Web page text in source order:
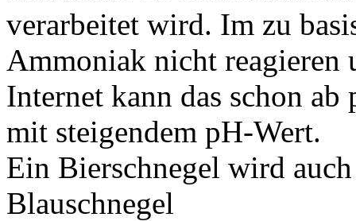
verarbeitet wird. Im zu
Ammoniak nicht reagieren
Internet kann das schon
mit steigendem pH-Wert.
Ein Bierschnegel wird
Blauschnegel